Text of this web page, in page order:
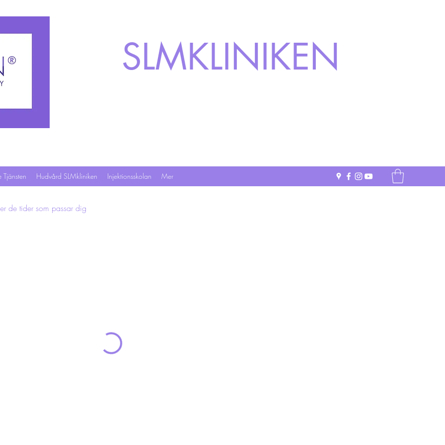
SLMKLINIKEN
Tjänsten Hudvård SLMkliniken Injektionsskolan Mer
de tider som passar dig